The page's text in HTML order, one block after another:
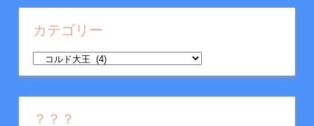
カ
イ
カテゴリー
テ
ゴ
リ
？？？